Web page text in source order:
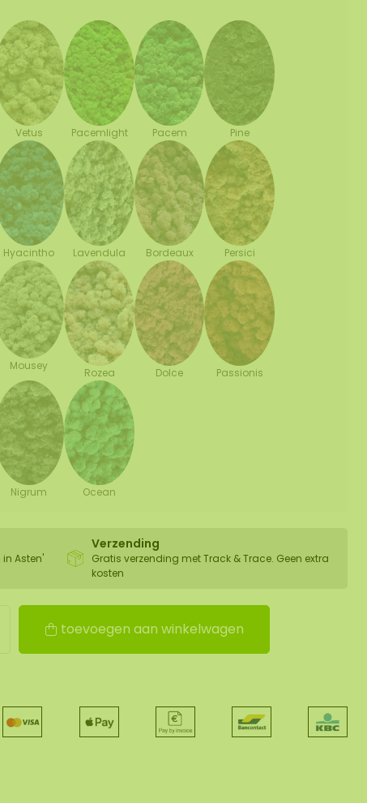
Vetus Pacemlight Pacem Pine
Hyacintho Lavendula Bordeaux Persici
Mousey
Rozea Dolce Passionis
Nigrum Ocean
in Asten'
Verzending
Gratis verzending met Track & Trace. Geen extra
kosten
toevoegen aan winkelwagen